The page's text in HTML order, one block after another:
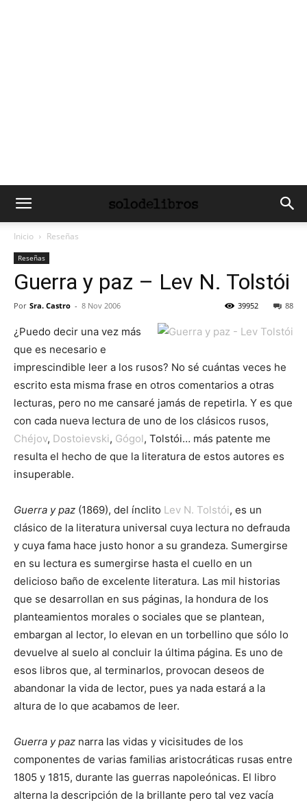
Inicio Reseñas
Reseñas
Guerra y paz – Lev N. Tolstói
Por Sra. Castro - 8 Nov 2006 88
39952
¿Puedo decir una vez más
que es necesario e
imprescindible leer a los rusos? No sé cuántas veces he
escrito esta misma frase en otros comentarios a otras
lecturas, pero no me cansaré jamás de repetirla. Y es que
con cada nueva lectura de uno de los clásicos rusos,
Chéjov, Dostoievski, Gógol, Tolstói… más patente me
resulta el hecho de que la literatura de estos autores es
insuperable.
Guerra y paz (1869), del ínclito Lev N. Tolstói, es un
clásico de la literatura universal cuya lectura no defrauda
y cuya fama hace justo honor a su grandeza. Sumergirse
en su lectura es sumergirse hasta el cuello en un
delicioso baño de excelente literatura. Las mil historias
que se desarrollan en sus páginas, la hondura de los
planteamientos morales o sociales que se plantean,
embargan al lector, lo elevan en un torbellino que sólo lo
devuelve al suelo al concluir la última página. Es uno de
esos libros que, al terminarlos, provocan deseos de
abandonar la vida de lector, pues ya nada estará a la
altura de lo que acabamos de leer.
Guerra y paz narra las vidas y vicisitudes de los
componentes de varias familias aristocráticas rusas entre
1805 y 1815, durante las guerras napoleónicas. El libro
alterna la descripción de la brillante pero tal vez vacía